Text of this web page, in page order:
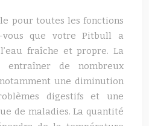
pour toutes les fonctions
vous que votre Pitbull a
fraîche et propre. La
entraîner de nombreux
une diminution
digestifs et une
de maladies. La quantité